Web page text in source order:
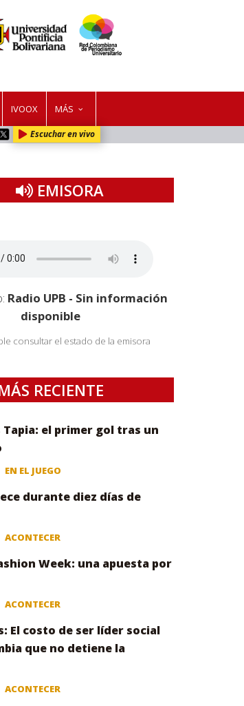
IVOOX MÁS
Escuchar en vivo
EMISORA
Radio UPB - Sin información
disponible
consultar el estado de la emisora
RECIENTE
Tapia: el primer gol tras un
EN EL JUEGO
durante diez días de
ACONTECER
Week: una apuesta por
ACONTECER
El costo de ser líder social
que no detiene la
ACONTECER